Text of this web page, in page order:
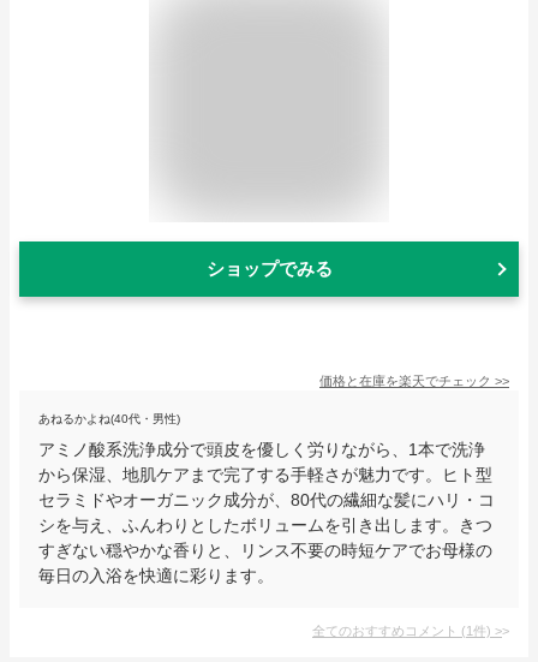
ショップでみる
価格と在庫を楽天でチェック >>
あねるかよね(40代・男性)
アミノ酸系洗浄成分で頭皮を優しく労りながら、1本で洗浄
から保湿、地肌ケアまで完了する手軽さが魅力です。ヒト型
セラミドやオーガニック成分が、80代の繊細な髪にハリ・コ
シを与え、ふんわりとしたボリュームを引き出します。きつ
すぎない穏やかな香りと、リンス不要の時短ケアでお母様の
毎日の入浴を快適に彩ります。
全てのおすすめコメント (1件) >